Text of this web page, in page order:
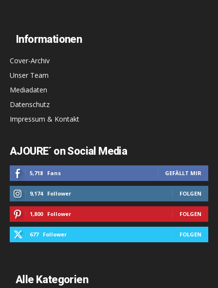
Informationen
Cover-Archiv
Unser Team
Mediadaten
Datenschutz
Impressum & Kontakt
AJOURE´ on Social Media
5,718 Fans GEFÄLLT MIR
9,174 Follower FOLGEN
1,800 Follower FOLGEN
677 Follower FOLGEN
Alle Kategorien